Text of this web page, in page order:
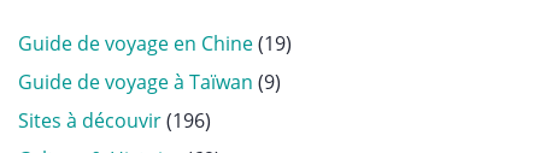
Guide de voyage en Chine(19)
Guide de voyage à Taïwan (9)
Sites à découvir(196)